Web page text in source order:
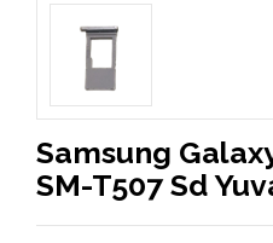
Samsung
SM-T507 Sd